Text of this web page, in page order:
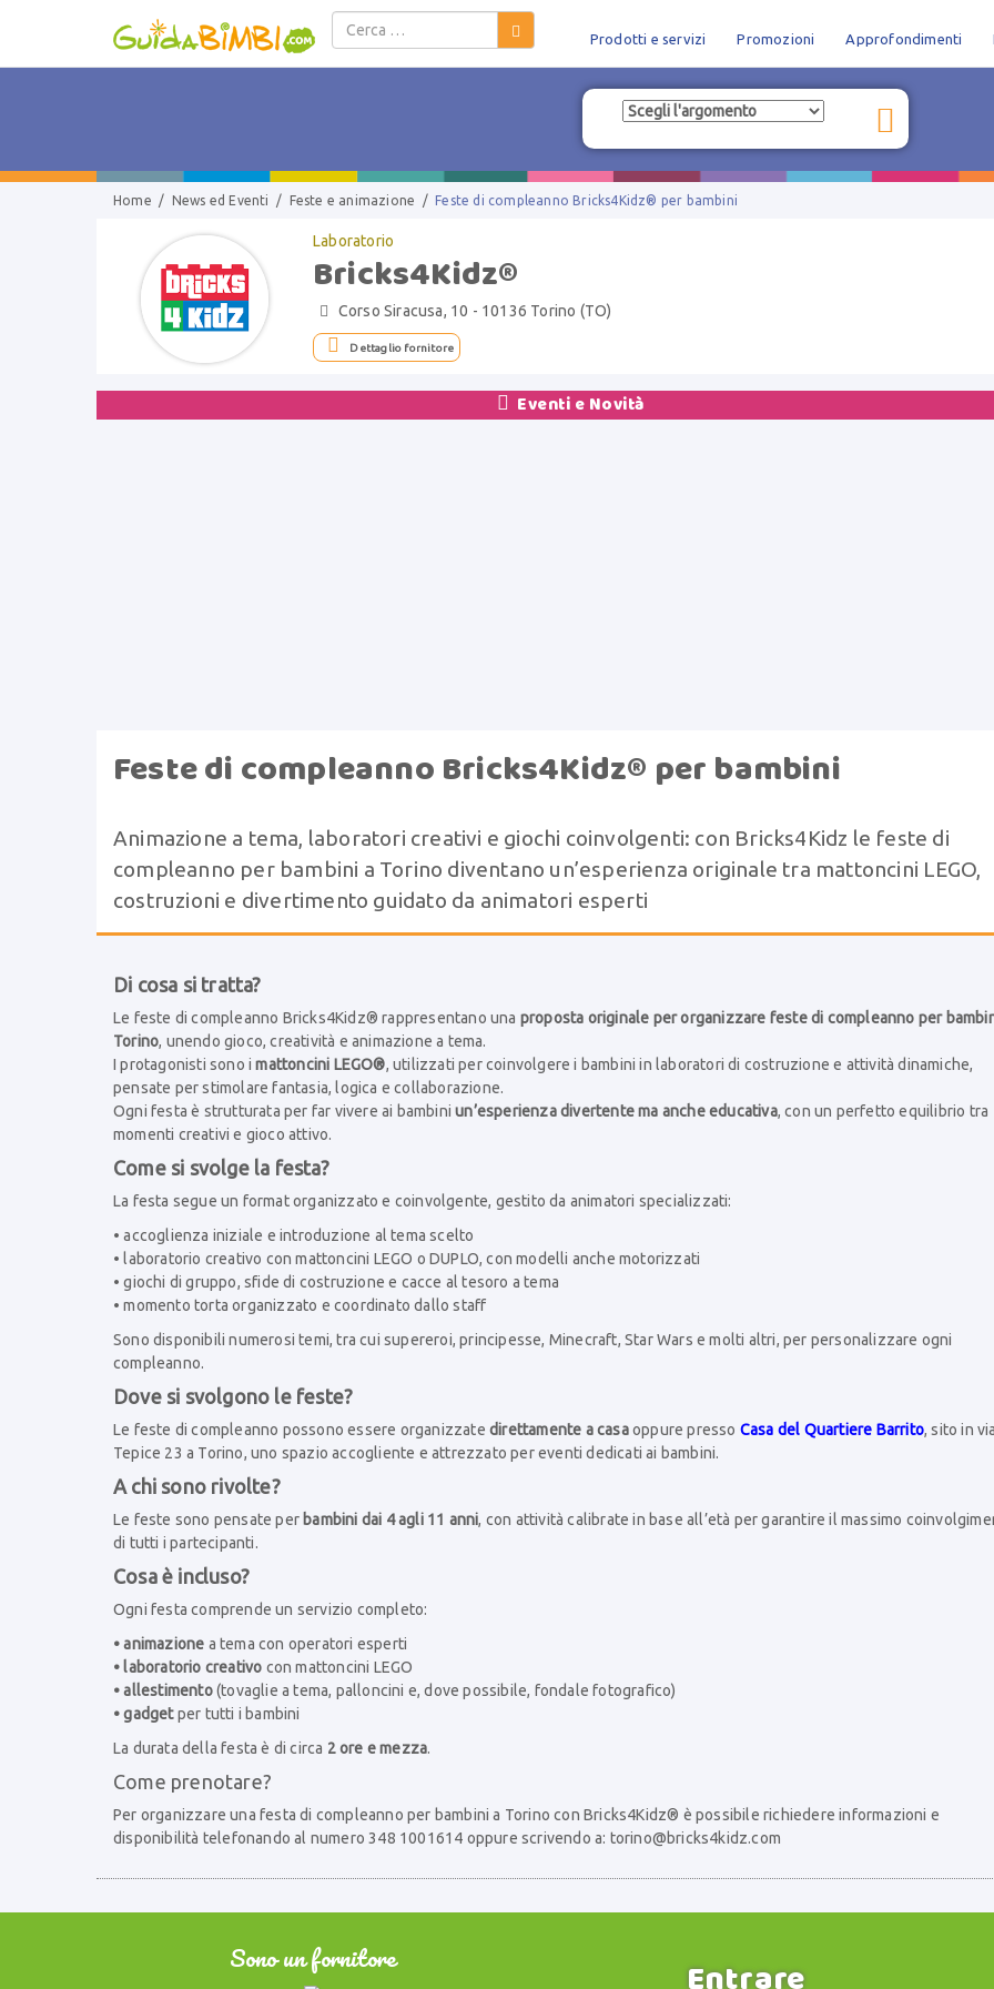
Salta al contenuto
Prodotti e servizi Promozioni Approfondimenti
Home / News ed Eventi / Feste e animazione / Feste di compleanno Bricks4Kidz® per bambini
Laboratorio
Bricks4Kidz®
 Corso Siracusa, 10 - 10136 Torino (TO)
 Dettaglio fornitore
 Eventi e Novità
Feste di compleanno Bricks4Kidz® per bambini
Animazione a tema, laboratori creativi e giochi coinvolgenti: con Bricks4Kidz le feste di
compleanno per bambini a Torino diventano un’esperienza originale tra mattoncini LEGO,
costruzioni e divertimento guidato da animatori esperti
Di cosa si tratta?
Le feste di compleanno Bricks4Kidz® rappresentano una proposta originale per organizzare feste di compleanno per
Torino, unendo gioco, creatività e animazione a tema.
I protagonisti sono imattoncini LEGO®, utilizzati per coinvolgere i bambini in laboratori di costruzione e attività dinamiche,
pensate per stimolare fantasia, logica e collaborazione.
Ogni festa è strutturata per far vivere ai bambiniun’esperienza divertente ma anche educativa, con un perfetto equilibrio tra
momenti creativi e gioco attivo.
Come si svolge la festa?
La festa segue un format organizzato e coinvolgente, gestito da animatori specializzati:
• accoglienza iniziale e introduzione al tema scelto
• laboratorio creativo con mattoncini LEGO o DUPLO, con modelli anche motorizzati
• giochi di gruppo, sfide di costruzione e cacce al tesoro a tema
• momento torta organizzato e coordinato dallo staff
Sono disponibili numerosi temi, tra cui supereroi, principesse, Minecraft, Star Wars e molti altri, per personalizzare ogni
compleanno.
Dove si svolgono le feste?
Le feste di compleanno possono essere organizzate direttamente a casaoppure presso Casa del Quartiere Barrito, sito in
Tepice 23 a Torino, uno spazio accogliente e attrezzato per eventi dedicati ai bambini.
A chi sono rivolte?
Le feste sono pensate per bambini dai 4 agli 11 anni, con attività calibrate in base all’età per garantire il massimo
di tutti i partecipanti.
Cosa è incluso?
Ogni festa comprende un servizio completo:
• animazione a tema con operatori esperti
• laboratorio creativo con mattoncini LEGO
• allestimento(tovaglie a tema, palloncini e, dove possibile, fondale fotografico)
• gadgetper tutti i bambini
La durata della festa è di circa 2 ore e mezza.
Come prenotare?
Per organizzare una festa di compleanno per bambini a Torino con Bricks4Kidz® è possibile richiedere informazioni e
disponibilità telefonando al numero 348 1001614 oppure scrivendo a: torino@bricks4kidz.com
Sono un fornitore